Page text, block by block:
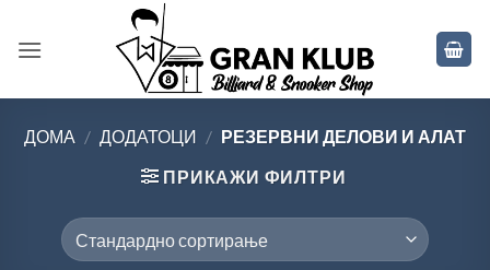
ДОМА / ДОДАТОЦИ / РЕЗЕРВНИ ДЕЛОВИ И АЛАТ
ПРИКАЖИ ФИЛТРИ